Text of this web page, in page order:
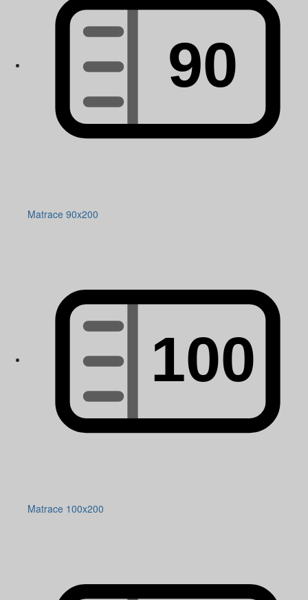
Matrace 90x200
Matrace 100x200